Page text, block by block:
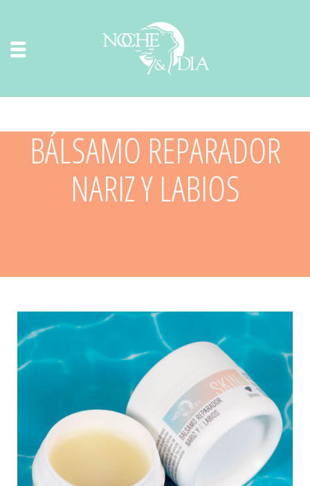
BÁLSAMO REPARADOR
NARIZ Y LABIOS